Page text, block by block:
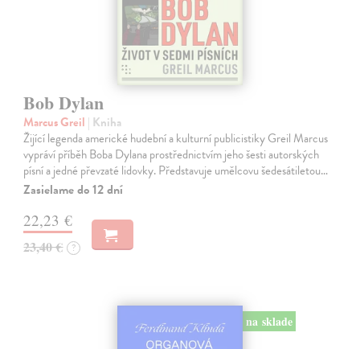
Bob Dylan
Marcus Greil | Kniha
Žijící legenda americké hudební a kulturní publicistiky Greil Marcus
vypráví příběh Boba Dylana prostřednictvím jeho šesti autorských
písní a jedné převzaté lidovky. Představuje umělcovu šedesátiletou…
Zasielame do 12 dní
22,23 €
23,40 € ?
na sklade